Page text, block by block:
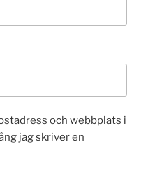
och webbplats i
jag skriver en